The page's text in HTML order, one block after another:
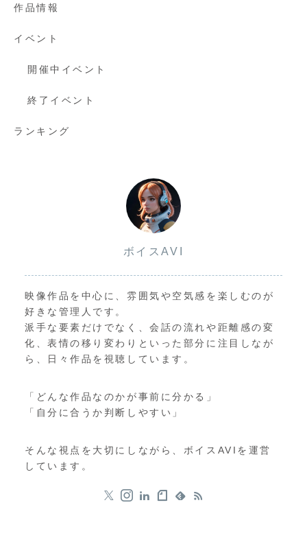
作品情報
イベント
開催中イベント
終了イベント
ランキング
ボイスAVI
映像作品を中心に、雰囲気や空気感を楽しむのが
好きな管理人です。
派手な要素だけでなく、会話の流れや距離感の変
化、表情の移り変わりといった部分に注目しなが
ら、日々作品を視聴しています。
「どんな作品なのかが事前に分かる」
「自分に合うか判断しやすい」
そんな視点を大切にしながら、ボイスAVIを運営
しています。